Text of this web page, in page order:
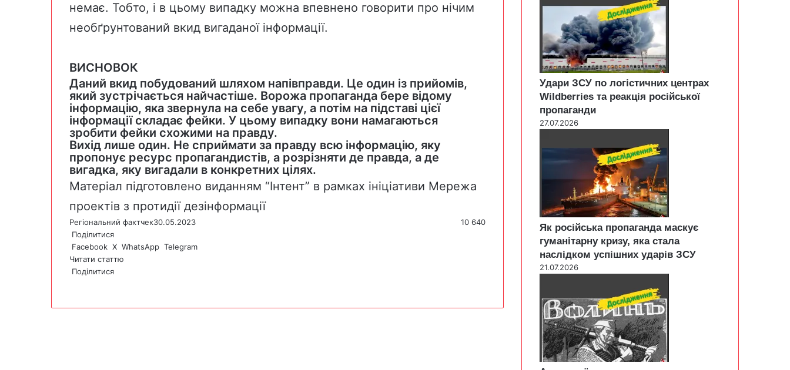
немає. Тобто, і в цьому випадку можна впевнено говорити про нічим
необґрунтований вкид вигаданої інформації.
ВИСНОВОК
Даний вкид побудований шляхом напівправди. Це один із прийомів,
який зустрічається найчастіше. Ворожа пропаганда бере відому
інформацію, яка звернула на себе увагу, а потім на підставі цієї
інформації складає фейки. У цьому випадку вони намагаються
зробити фейки схожими на правду.
Вихід лише один. Не сприймати за правду всю інформацію, яку
пропонує ресурс пропагандистів, а розрізняти де правда, а де
вигадка, яку вигадали в конкретних цілях.
Матеріал підготовлено виданням “Інтент” в рамках ініціативи Мережа
проектів з протидії дезінформації
Регіональний фактчек30.05.2023
10 640
Поділитися
Facebook X WhatsApp Telegram
Читати статтю
Поділитися
calb
i
Удари ЗСУ по логістичних центрах
Wildberries та реакція російської
пропаганди
27.07.2026
Як російська пропаганда маскує
гуманітарну кризу, яка стала
наслідком успішних ударів ЗСУ
21.07.2026